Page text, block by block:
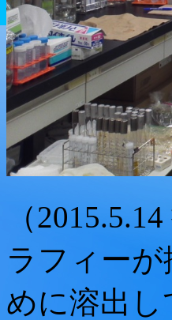
（
ラフィー
めに溶出